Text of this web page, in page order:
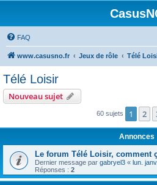
FAQ
www.casusno.fr Jeux de rôle Télé
Télé Loisir
Nouveau sujet
60 sujets 1 2
Annonces
Le forum Télé Loisir, comment
Dernier message par gabryel3 « lun.
Réponses : 2